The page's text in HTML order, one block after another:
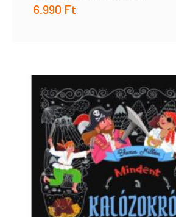
6.990 Ft